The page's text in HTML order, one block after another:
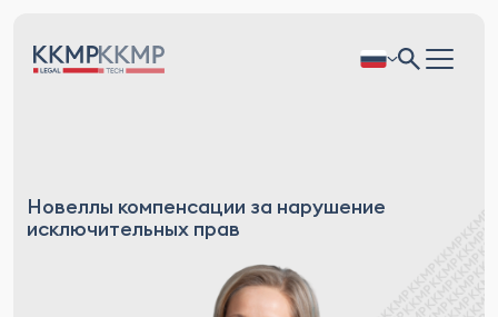
Новеллы компенсации за нарушение
исключительных прав